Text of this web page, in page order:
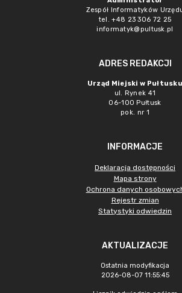
Zespół Informatyków
tel. +48 23 306 72 25
informatyk@pultusk.pl
ADRES REDAKCJI
Urząd Miejski w Pułtusku
ul. Rynek 41
06-100 Pułtusk
pok. nr 1
INFORMACJE
Deklaracja dostępności
Mapa strony
Ochrona danych
Rejestr zmian
Statystyki odwiedzin
AKTUALIZACJE
Ostatnia modyfikacja
2026-08-07 11:55:45